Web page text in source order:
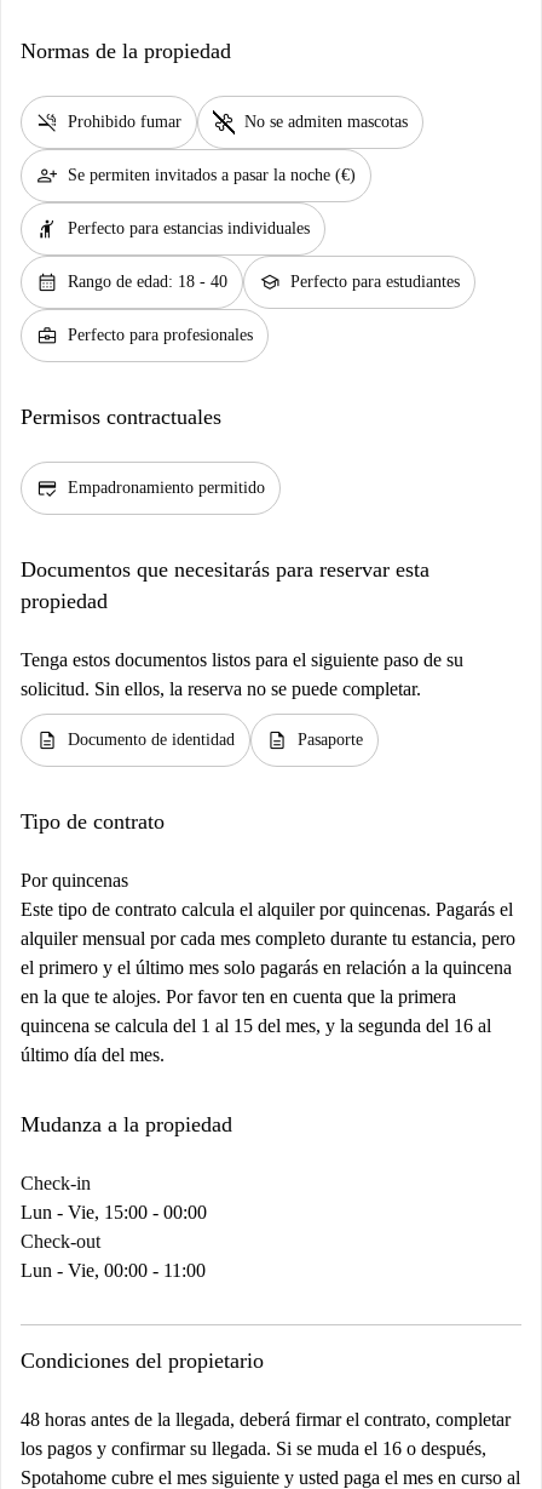
Normas de la propiedad
smoke_free Prohibido fumar pet_supplies No se admiten mascotas
person_add Se permiten invitados a pasar la noche (€)
hail Perfecto para estancias individuales
calendar_month Rango de edad: 18 - 40 school Perfecto para estudiantes
business_center Perfecto para profesionales
Permisos contractuales
credit_score Empadronamiento permitido
Documentos que necesitarás para reservar esta
propiedad
Tenga estos documentos listos para el siguiente paso de su
solicitud. Sin ellos, la reserva no se puede completar.
description Documento de identidad description Pasaporte
Tipo de contrato
Por quincenas
Este tipo de contrato calcula el alquiler por quincenas. Pagarás el
alquiler mensual por cada mes completo durante tu estancia, pero
el primero y el último mes solo pagarás en relación a la quincena
en la que te alojes. Por favor ten en cuenta que la primera
quincena se calcula del 1 al 15 del mes, y la segunda del 16 al
último día del mes.
Mudanza a la propiedad
Check-in
Lun - Vie, 15:00 - 00:00
Check-out
Lun - Vie, 00:00 - 11:00
Condiciones del propietario
48 horas antes de la llegada, deberá firmar el contrato, completar
los pagos y confirmar su llegada. Si se muda el 16 o después,
Spotahome cubre el mes siguiente y usted paga el mes en curso al